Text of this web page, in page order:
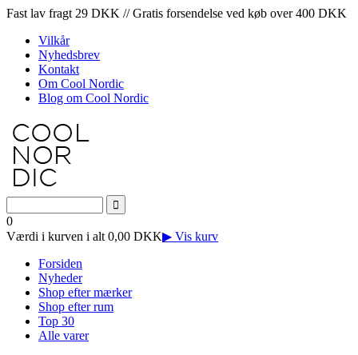
Fast lav fragt 29 DKK // Gratis forsendelse ved køb over 400 DKK
Vilkår
Nyhedsbrev
Kontakt
Om Cool Nordic
Blog om Cool Nordic
0
Værdi i kurven i alt 0,00 DKK▶ Vis kurv
Forsiden
Nyheder
Shop efter mærker
Shop efter rum
Top 30
Alle varer